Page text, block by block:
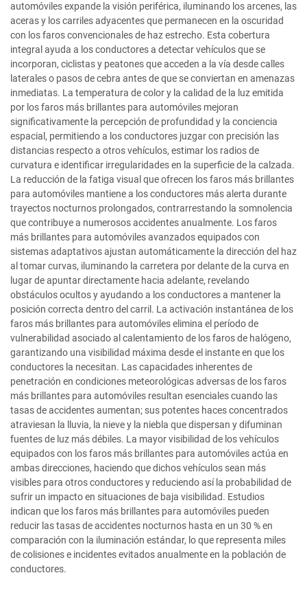
automóviles expande la visión periférica, iluminando los arcenes, las
aceras y los carriles adyacentes que permanecen en la oscuridad
con los faros convencionales de haz estrecho. Esta cobertura
integral ayuda a los conductores a detectar vehículos que se
incorporan, ciclistas y peatones que acceden a la vía desde calles
laterales o pasos de cebra antes de que se conviertan en amenazas
inmediatas. La temperatura de color y la calidad de la luz emitida
por los faros más brillantes para automóviles mejoran
significativamente la percepción de profundidad y la conciencia
espacial, permitiendo a los conductores juzgar con precisión las
distancias respecto a otros vehículos, estimar los radios de
curvatura e identificar irregularidades en la superficie de la calzada.
La reducción de la fatiga visual que ofrecen los faros más brillantes
para automóviles mantiene a los conductores más alerta durante
trayectos nocturnos prolongados, contrarrestando la somnolencia
que contribuye a numerosos accidentes anualmente. Los faros
más brillantes para automóviles avanzados equipados con
sistemas adaptativos ajustan automáticamente la dirección del haz
al tomar curvas, iluminando la carretera por delante de la curva en
lugar de apuntar directamente hacia adelante, revelando
obstáculos ocultos y ayudando a los conductores a mantener la
posición correcta dentro del carril. La activación instantánea de los
faros más brillantes para automóviles elimina el período de
vulnerabilidad asociado al calentamiento de los faros de halógeno,
garantizando una visibilidad máxima desde el instante en que los
conductores la necesitan. Las capacidades inherentes de
penetración en condiciones meteorológicas adversas de los faros
más brillantes para automóviles resultan esenciales cuando las
tasas de accidentes aumentan; sus potentes haces concentrados
atraviesan la lluvia, la nieve y la niebla que dispersan y difuminan
fuentes de luz más débiles. La mayor visibilidad de los vehículos
equipados con los faros más brillantes para automóviles actúa en
ambas direcciones, haciendo que dichos vehículos sean más
visibles para otros conductores y reduciendo así la probabilidad de
sufrir un impacto en situaciones de baja visibilidad. Estudios
indican que los faros más brillantes para automóviles pueden
reducir las tasas de accidentes nocturnos hasta en un 30 % en
comparación con la iluminación estándar, lo que representa miles
de colisiones e incidentes evitados anualmente en la población de
conductores.